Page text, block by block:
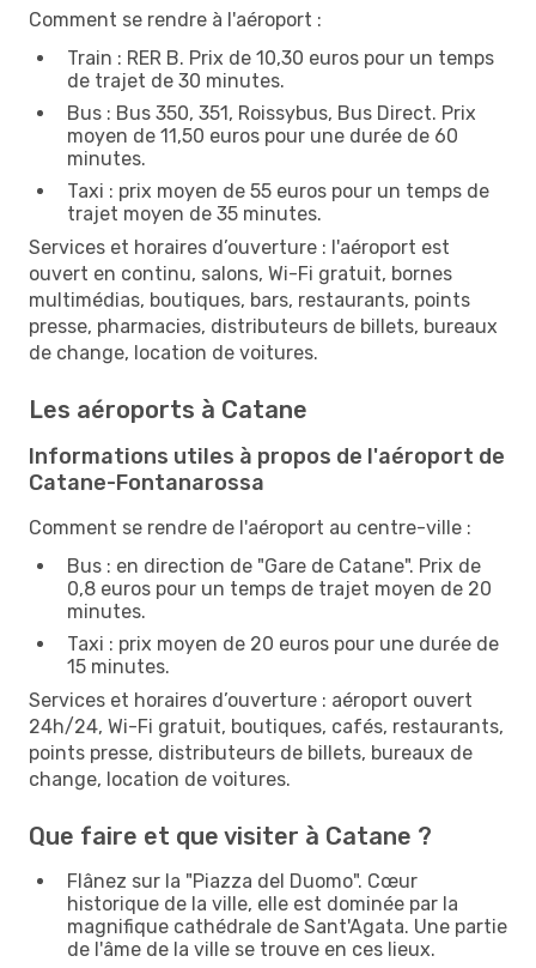
Comment se rendre à l'aéroport :
Train : RER B. Prix de 10,30 euros pour un temps
de trajet de 30 minutes.
Bus : Bus 350, 351, Roissybus, Bus Direct. Prix
moyen de 11,50 euros pour une durée de 60
minutes.
Taxi : prix moyen de 55 euros pour un temps de
trajet moyen de 35 minutes.
Services et horaires d’ouverture : l'aéroport est
ouvert en continu, salons, Wi-Fi gratuit, bornes
multimédias, boutiques, bars, restaurants, points
presse, pharmacies, distributeurs de billets, bureaux
de change, location de voitures.
Les aéroports à Catane
Informations utiles à propos de l'aéroport de
Catane-Fontanarossa
Comment se rendre de l'aéroport au centre-ville :
Bus : en direction de "Gare de Catane". Prix de
0,8 euros pour un temps de trajet moyen de 20
minutes.
Taxi : prix moyen de 20 euros pour une durée de
15 minutes.
Services et horaires d’ouverture : aéroport ouvert
24h/24, Wi-Fi gratuit, boutiques, cafés, restaurants,
points presse, distributeurs de billets, bureaux de
change, location de voitures.
Que faire et que visiter à Catane ?
Flânez sur la "Piazza del Duomo". Cœur
historique de la ville, elle est dominée par la
magnifique cathédrale de Sant'Agata. Une partie
de l'âme de la ville se trouve en ces lieux.